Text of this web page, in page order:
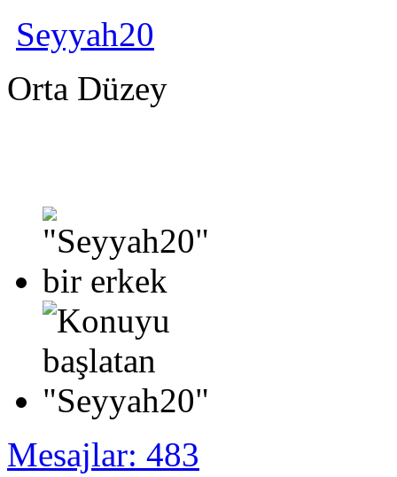
Seyyah20
Orta Düzey
Mesajlar: 483